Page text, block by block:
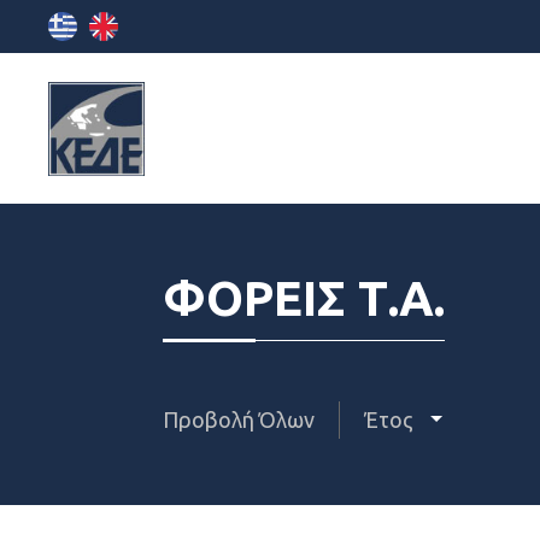
ΦΟΡΕΙΣ Τ.Α.
Προβολή Όλων Έτος